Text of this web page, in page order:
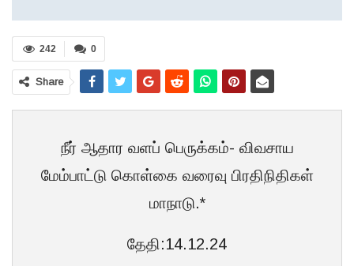
0
242
Share
நீர் ஆதார வளப் பெருக்கம்- விவசாய
மேம்பாட்டு கொள்கை வரைவு பிரதிநிதிகள்
மாநாடு.*
தேதி:14.12.24